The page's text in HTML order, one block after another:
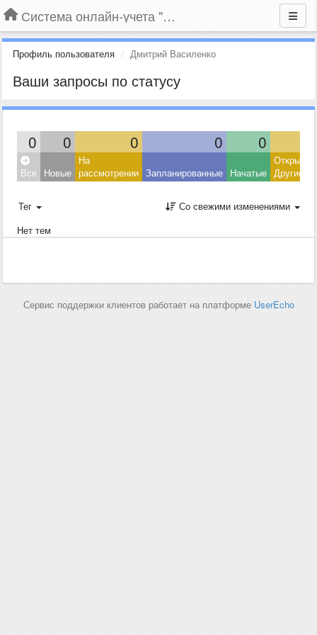
Система онлайн-учета "Большая Птица"
Профиль пользователя Дмитрий Василенко
Ваши запросы по статусу
0 0 0 0 0
Все Новые
На
рассмотрении Запланированные Начатые Другие
Тег
Со свежими изменениями
Нет тем
Сервис поддержки клиентов работает на платформе UserEcho